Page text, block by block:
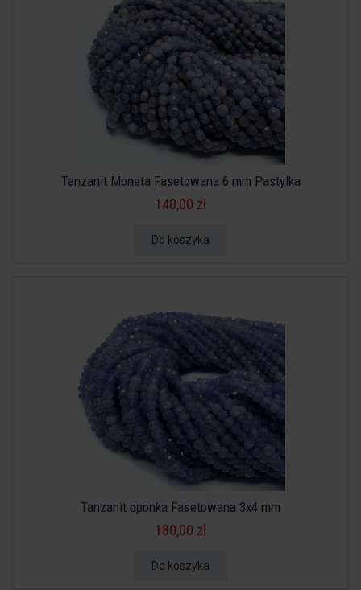
Tanzanit Moneta Fasetowana 6 mm Pastylka
140,00 zł
Do koszyka
Tanzanit oponka Fasetowana 3x4 mm
180,00 zł
Do koszyka